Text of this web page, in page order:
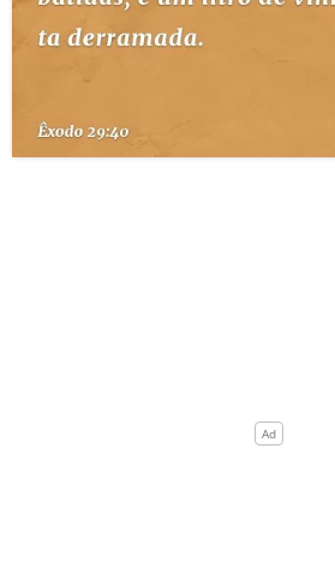
PERGUNTE À BÍBLIA
QUEM SOMOS